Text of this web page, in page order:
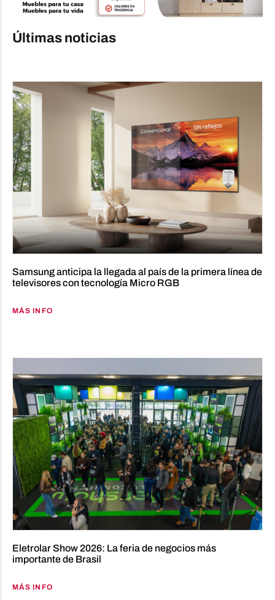
Últimas noticias
Samsung anticipa la llegada al país de la primera línea de
televisores con tecnología Micro RGB
MÁS INFO
Eletrolar Show 2026: La feria de negocios más
importante de Brasil
MÁS INFO